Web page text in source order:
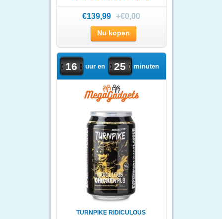
CHIME
€139,99 +€0,00
Nu kopen
16 uur en 25 minuten
TURNPIKE RIDICULOUS